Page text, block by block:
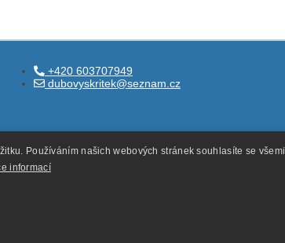
+420 603707949
dubovyskritek@seznam.cz
Používáním našich webových stránek souhlasíte se všemi
informací